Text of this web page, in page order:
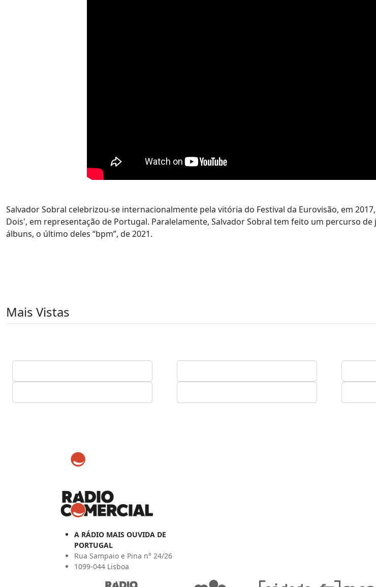
Salvador Sobral celebrizou-se internacionalmente pela vitória do Festival da Eurovisão, em
Dois', em representação de Portugal. Paralelamente, Salvador Sobral tem feito um percurso
álbuns, o último deles “bpm”, de 2021.
Mais Vistas
A RÁDIO MAIS OUVIDA DE
PORTUGAL
Rua Sampaio e Pina n° 24/26
1099-044 Lisboa